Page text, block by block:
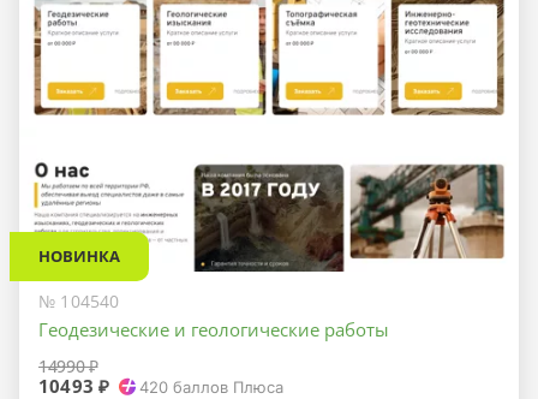
НОВИНКА
№ 104540
Геодезические и геологические работы
14990 ₽
10493 ₽ 420 баллов Плюса